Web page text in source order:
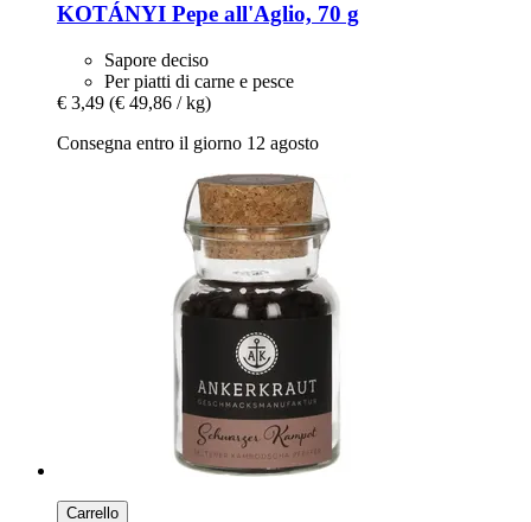
KOTÁNYI Pepe all'Aglio, 70 g
Sapore deciso
Per piatti di carne e pesce
€ 3,49 (€ 49,86 / kg)
Consegna entro il giorno 12 agosto
Carrello